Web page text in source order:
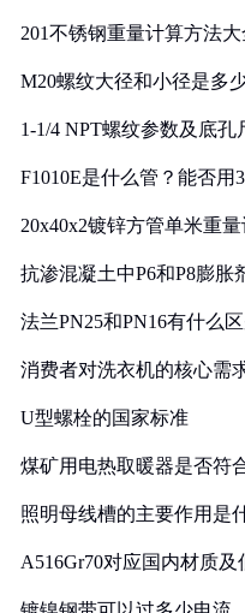
201不锈钢重量计算方法大
M20螺纹大径和小径是多
1-1/4 NPT螺纹参数及底孔
F1010E是什么管？能否用
20x40x2镀锌方管单米重
抗渗混凝土中P6和P8膨胀
法兰PN25和PN16有什么区
消费者对洗衣机的核心需
U型螺栓的国家标准
煤矿用电热取暖器是否符
照明母线槽的主要作用是
A516Gr70对应国内材质